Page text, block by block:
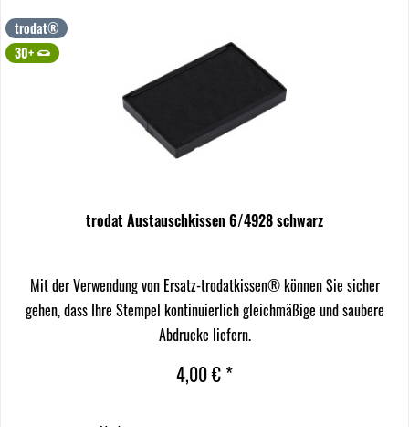
trodat®
30+
trodat Austauschkissen 6/4928 schwarz
Mit der Verwendung von Ersatz-trodatkissen® können Sie sicher
gehen, dass Ihre Stempel kontinuierlich gleichmäßige und saubere
Abdrucke liefern.
4,00 € *